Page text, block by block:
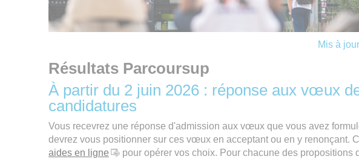
Mis à
Résultats Parcoursup
À partir du 2 juin 2026 : réponse aux vœux
candidatures
Vous recevrez une réponse d'admission aux vœux que vous avez
devrez vous positionner sur ces vœux en acceptant ou en y renonçant.
aides en ligne
pour opérer vos choix. Pour chacune des propositions